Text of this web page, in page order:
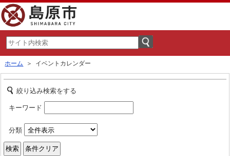
ホーム ＞ イベントカレンダー
絞り込み検索をする
キーワード
分類